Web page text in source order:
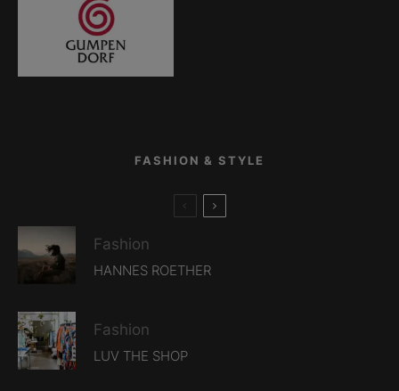
FASHION & STYLE
Fashion
HANNES ROETHER
Fashion
LUV THE SHOP